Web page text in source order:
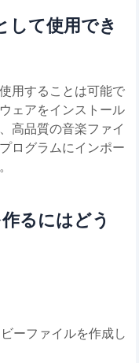
して使用でき
用することは可能で
ェアをインストール
高品質の音楽ファイ
ログラムにインポー
るにはどう
ーファイルを作成し